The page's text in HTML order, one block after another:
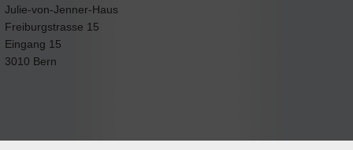
Julie-von-Jenner-Haus
Freiburgstrasse 15
Eingang 15
3010 Bern